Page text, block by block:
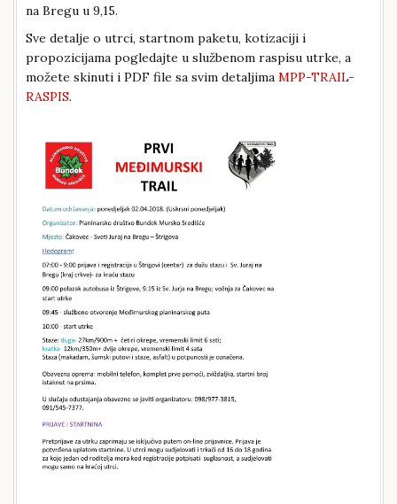
na Bregu u 9,15.
Sve detalje o utrci, startnom paketu, kotizaciji i
propozicijama pogledajte u službenom raspisu utrke, a
možete skinuti i PDF file sa svim detaljima MPP-TRAIL-
RASPIS.